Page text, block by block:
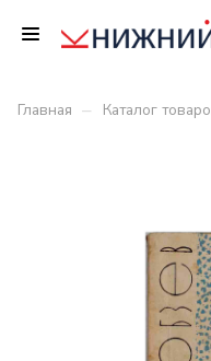
Главная – Каталог